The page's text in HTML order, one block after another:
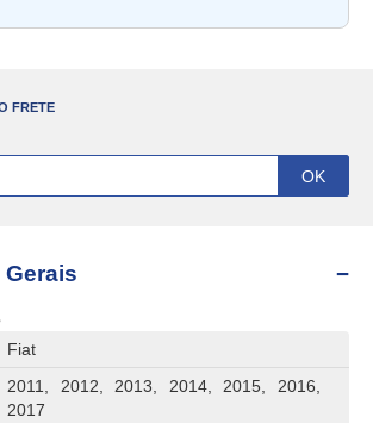
FRETE
Fiat
2011, 2012, 2013, 2014, 2015, 2016,
2017